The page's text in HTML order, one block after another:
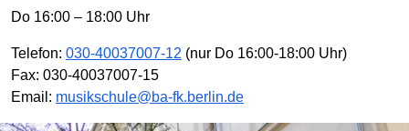
Do 16:00 – 18:00 Uhr
Telefon: 030-40037007-12 (nur Do 16:00-18:00 Uhr)
Fax: 030-40037007-15
Email: musikschule@ba-fk.berlin.de